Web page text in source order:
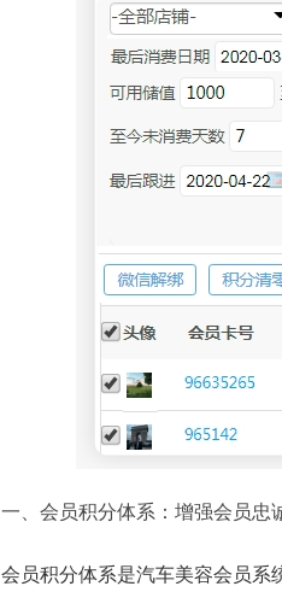
一、会员积分体系：增强会员忠
会员积分体系是汽车美容会员系